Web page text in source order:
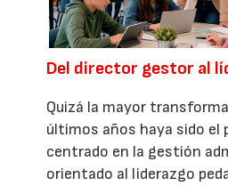
Del director gestor al
Quizá la mayor
últimos años haya sido el
centrado en la gestión
orientado al liderazgo